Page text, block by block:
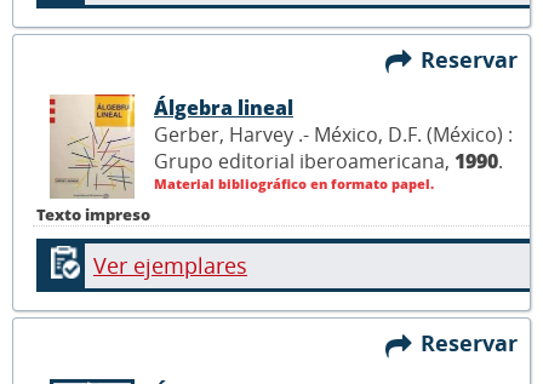
Reservar
Texto impreso
Álgebra lineal
Gerber, Harvey .- México, D.F. (México) :
Grupo editorial iberoamericana, 1990.
Material bibliográfico en formato papel.
Ver ejemplares
Reservar